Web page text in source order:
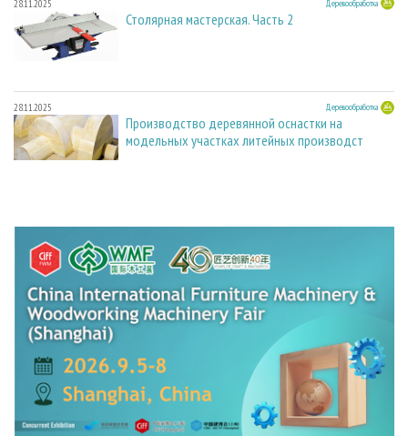
28.11.2025 Деревообработка
Столярная мастерская. Часть 2
28.11.2025 Деревообработка
Производство деревянной оснастки на
модельных участках литейных производст